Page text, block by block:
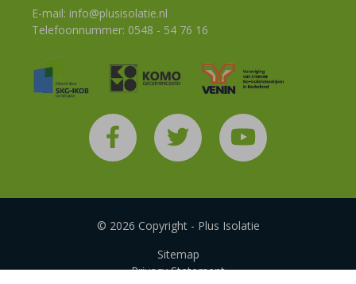
E-mail: info@plusisolatie.nl
Telefoonnummer: 0548 - 54 76 16
© 2026 Copyright - Plus Isolatie
Sitemap
Privacy Statement